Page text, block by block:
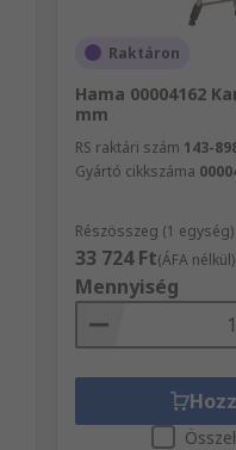
Raktáron
Hama 00004162
mm
RS raktári szám 143-
Gyártó cikkszáma
Részösszeg (1 egység)
33 724 Ft(ÁFA nélkül)
Mennyiség